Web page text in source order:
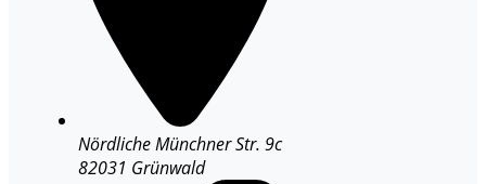
Nördliche Münchner Str. 9c
82031 Grünwald